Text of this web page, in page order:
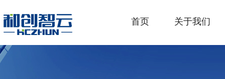
首页 关于我们